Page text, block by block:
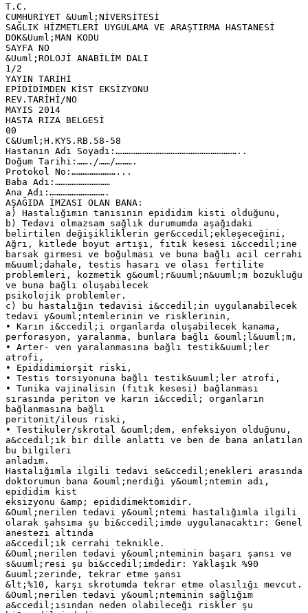
T.C.
CUMHURİYET &Uuml;NİVERSİTESİ
SAĞLIK HİZMETLERİ UYGULAMA VE ARAŞTIRMA HASTANESİ
DOK&Uuml;MAN KODU
SAYFA NO
&Uuml;ROLOJİ ANABİLİM DALI
1/2
YAYIN TARİHİ
EPİDİDİMDEN KİST EKSİZYONU
REV.TARİHİ/NO
MAYIS 2014
HASTA RIZA BELGESİ
00
C&Uuml;H.KYS.RB.58-58
Hastanın Adı Soyadı:…………………………………………………………..
Doğum Tarihi:……./……/……….
Protokol No:……………………...
Baba Adı:…………………………
Ana Adı:………………………….
AŞAĞIDA İMZASI OLAN BANA:
a) Hastalığımın tanısının epididim kisti olduğunu,
b) Tedavi olmazsam sağlık durumumda aşağıdaki
belirtilen değişikliklerin ger&ccedil;ekleşeceğini,
Ağrı, kitlede boyut artışı, fıtık kesesi i&ccedil;ine
barsak girmesi ve boğulması ve buna bağlı acil cerrahi
m&uuml;dahale, testis hasarı ve olası fertilite
problemleri, kozmetik g&ouml;r&uuml;n&uuml;m bozukluğu
ve buna bağlı oluşabilecek
psikolojik problemler.
c) bu hastalığın tedavisi i&ccedil;in uygulanabilecek
tedavi y&ouml;ntemlerinin ve risklerinin,
• Karın i&ccedil;i organlarda oluşabilecek kanama,
perforasyon, yaralanma, bunlara bağlı &ouml;l&uuml;m,
• Arter- ven yaralanmasına bağlı testik&uuml;ler
atrofi,
• Epididimiorşit riski,
• Testis torsiyonuna bağlı testik&uuml;ler atrofi,
• Tunika vajinalisin (fıtık kesesi) bağlanması
sırasında periton ve karın i&ccedil; organların
bağlanmasına bağlı
peritonit/ileus riski,
• Testikuler/skrotal &ouml;dem, enfeksiyon olduğunu,
a&ccedil;ık bir dille anlattı ve ben de bana anlatılan
bu bilgileri
anladım.
Hastalığımla ilgili tedavi se&ccedil;enekleri arasında
doktorumun bana &ouml;nerdiği y&ouml;ntemin adı,
epididim kist
eksizyonu &amp; epididimektomidir.
&Ouml;nerilen tedavi y&ouml;ntemi hastalığımla ilgili
olarak şahsıma şu bi&ccedil;imde uygulanacaktır: Genel
anestezi altında
a&ccedil;ık cerrahi teknikle.
&Ouml;nerilen tedavi y&ouml;nteminin başarı şansı ve
s&uuml;resi şu bi&ccedil;imdedir: Yaklaşık %90
&uuml;zerinde, tekrar etme şansı
&lt;%10, karşı skrotumda tekrar etme olasılığı mevcut.
&Ouml;nerilen tedavi y&ouml;nteminin sağlığım
a&ccedil;ısından neden olabileceği riskler şu